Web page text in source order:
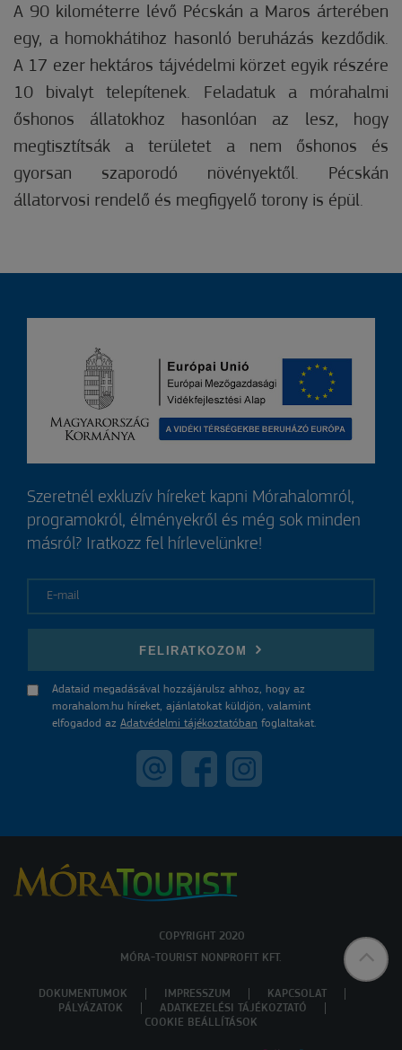
A 90 kilométerre lévő Pécskán a Maros árterében
egy, a homokhátihoz hasonló beruházás kezdődik.
A 17 ezer hektáros tájvédelmi körzet egyik részére
10 bivalyt telepítenek. Feladatuk a mórahalmi
őshonos állatokhoz hasonlóan az lesz, hogy
megtisztítsák a területet a nem őshonos és
gyorsan szaporodó növényektől. Pécskán
állatorvosi rendelő és megfigyelő torony is épül.
Szeretnél exkluzív híreket kapni Mórahalomról,
programokról, élményekről és még sok minden
másról? Iratkozz fel hírlevelünkre!
FELIRATKOZOM
Adataid megadásával hozzájárulsz ahhoz, hogy az
morahalom.hu híreket, ajánlatokat küldjön, valamint
elfogadod az Adatvédelmi tájékoztatóban foglaltakat.
COPYRIGHT 2020
MÓRA-TOURIST NONPROFIT KFT.
DOKUMENTUMOK IMPRESSZUM
KAPCSOLAT
PÁLYÁZATOK
ADATKEZELÉSI TÁJÉKOZTATÓ
COOKIE BEÁLLÍTÁSOK